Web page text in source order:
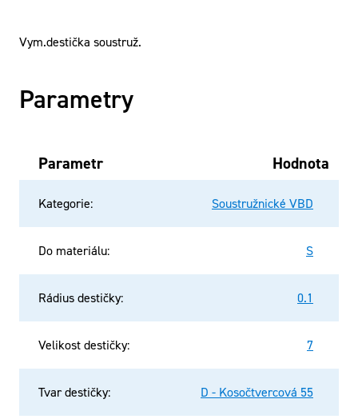
Vym.destička soustruž.
Parametry
Parametr Hodnota
Kategorie: Soustružnické VBD
Do materiálu: S
Rádius destičky: 0.1
Velikost destičky: 7
Tvar destičky: D - Kosočtvercová 55